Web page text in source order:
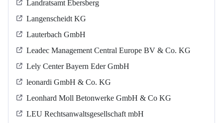
Landratsamt Ebersberg
Langenscheidt KG
Lauterbach GmbH
Leadec Management Central Europe BV & Co. KG
Lely Center Bayern Eder GmbH
leonardi GmbH & Co. KG
Leonhard Moll Betonwerke GmbH & Co KG
LEU Rechtsanwaltsgesellschaft mbH